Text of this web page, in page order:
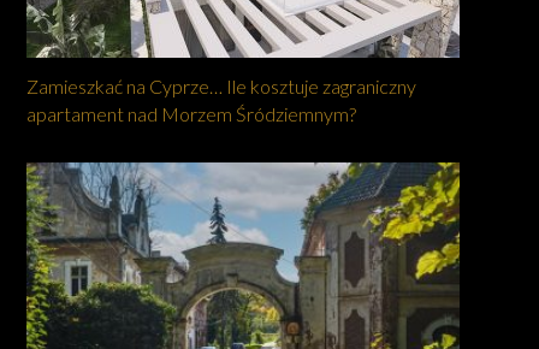
Zamieszkać na Cyprze… Ile kosztuje zagraniczny
apartament nad Morzem Śródziemnym?